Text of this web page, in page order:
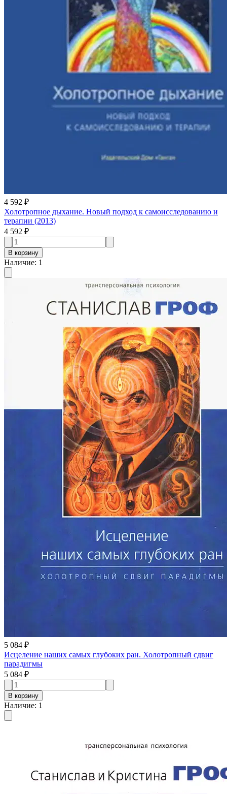
4 592 ₽
Холотропное дыхание. Новый подход к самоисследованию и
терапии (2013)
4 592 ₽
В корзину
Наличие: 1
5 084 ₽
Исцеление наших самых глубоких ран. Холотропный сдвиг
парадигмы
5 084 ₽
В корзину
Наличие: 1